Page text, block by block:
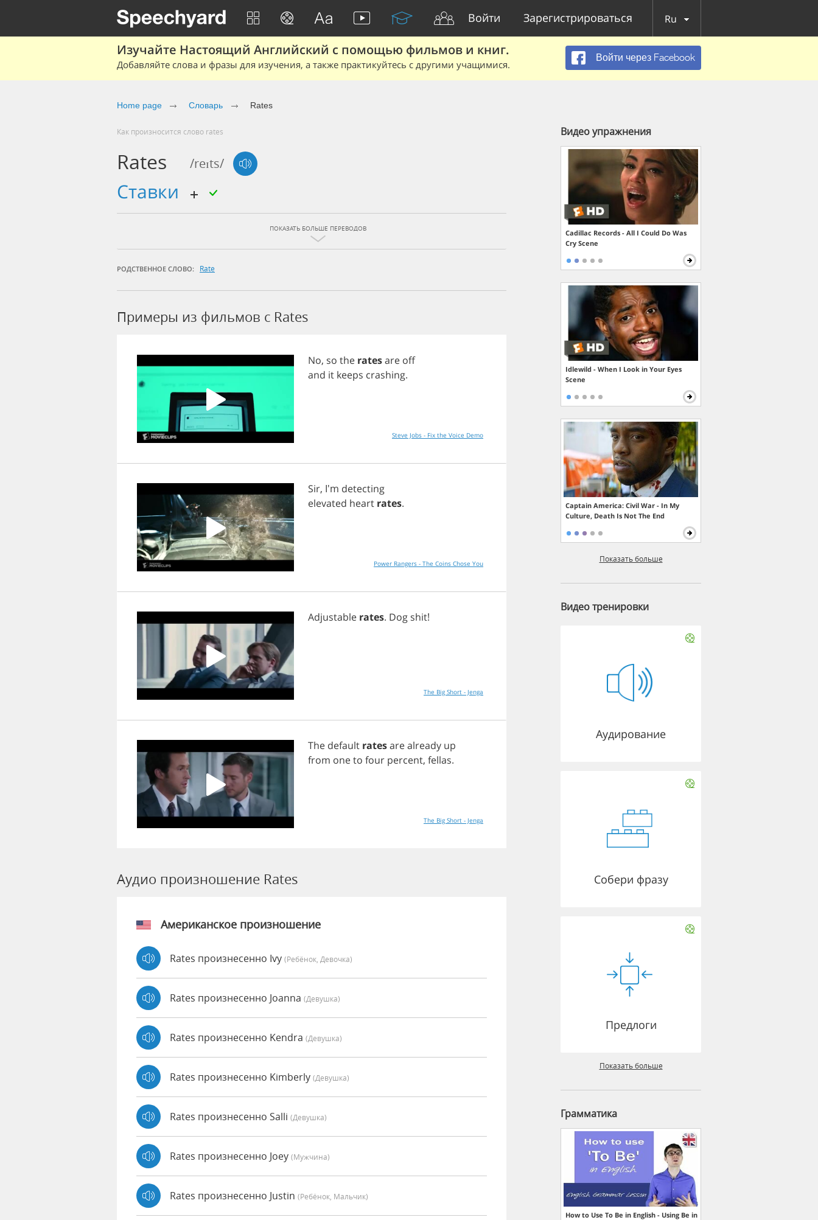
Войти Зарегистрироваться Ru
Изучайте Настоящий Английский с помощью фильмов и книг.
Добавляйте слова и фразы для изучения, а также практикуйтесь с другими учащимися.
Войти через Facebook
Home page Словарь Rates
Как произносится слово rates
Rates /reɪts/
ставки
ПОКАЗАТЬ БОЛЬШЕ ПЕРЕВОДОВ
РОДСТВЕННОЕ СЛОВО: Rate
Примеры из фильмов c Rates
No, so the ratesare off
and it keeps crashing.
Steve Jobs - Fix the Voice Demo
Sir, I'm detecting
elevated heart rates.
Power Rangers - The Coins Chose You
Adjustable rates. Dog shit!
The Big Short - Jenga
The default ratesarealready up
from oneto four percent, fellas.
The Big Short - Jenga
Аудио произношение Rates
Американское произношение
Rates произнесенно Ivy (Ребёнок, Девочка)
Rates произнесенно Joanna (девушка)
Rates произнесенно Kendra (девушка)
Rates произнесенно Kimberly (девушка)
Rates произнесенно Salli (девушка)
Rates произнесенно Joey (мужчина)
Rates произнесенно Justin (Ребёнок, Мальчик)
Видео упражнения
Cadillac Records - All I Could Do Was
Cry Scene
Idlewild - When I Look in Your Eyes
Scene
Captain America: Civil War - In My
Culture, Death Is Not The End
Показать больше
Видео тренировки
Аудирование
Собери фразу
Предлоги
Показать больше
Грамматика
How to Use To Be in English - Using Be in